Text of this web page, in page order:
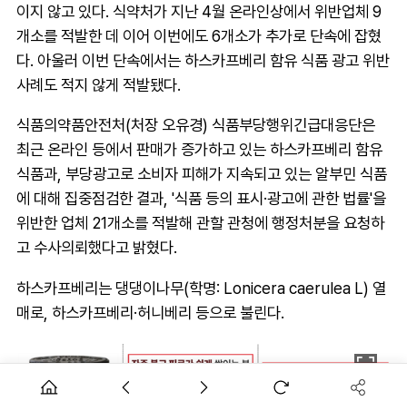
이지 않고 있다. 식약처가 지난 4월 온라인상에서 위반업체 9
개소를 적발한 데 이어 이번에도 6개소가 추가로 단속에 잡혔
다. 아울러 이번 단속에서는 하스카프베리 함유 식품 광고 위반
사례도 적지 않게 적발됐다.
식품의약품안전처(처장 오유경) 식품부당행위긴급대응단은
최근 온라인 등에서 판매가 증가하고 있는 하스카프베리 함유
식품과, 부당광고로 소비자 피해가 지속되고 있는 알부민 식품
에 대해 집중점검한 결과, '식품 등의 표시·광고에 관한 법률'을
위반한 업체 21개소를 적발해 관할 관청에 행정처분을 요청하
고 수사의뢰했다고 밝혔다.
하스카프베리는 댕댕이나무(학명: Lonicera caerulea L) 열
매로, 하스카프베리·허니베리 등으로 불린다.